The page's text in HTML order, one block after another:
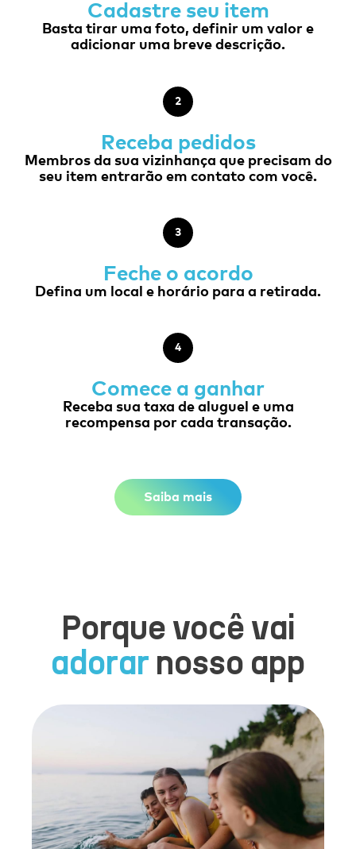
Cadastre seu item
Basta tirar uma foto, definir um valor e
adicionar uma breve descrição.
2
Receba pedidos
Membros da sua vizinhança que precisam do
seu item entrarão em contato com você.
3
Feche o acordo
Defina um local e horário para a retirada.
4
Comece a ganhar
Receba sua taxa de aluguel e uma
recompensa por cada transação.
Saiba mais
Porque você vai
adorar nosso app